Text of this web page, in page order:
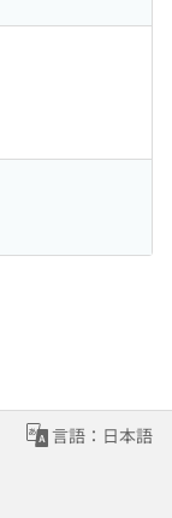
言語：日本語